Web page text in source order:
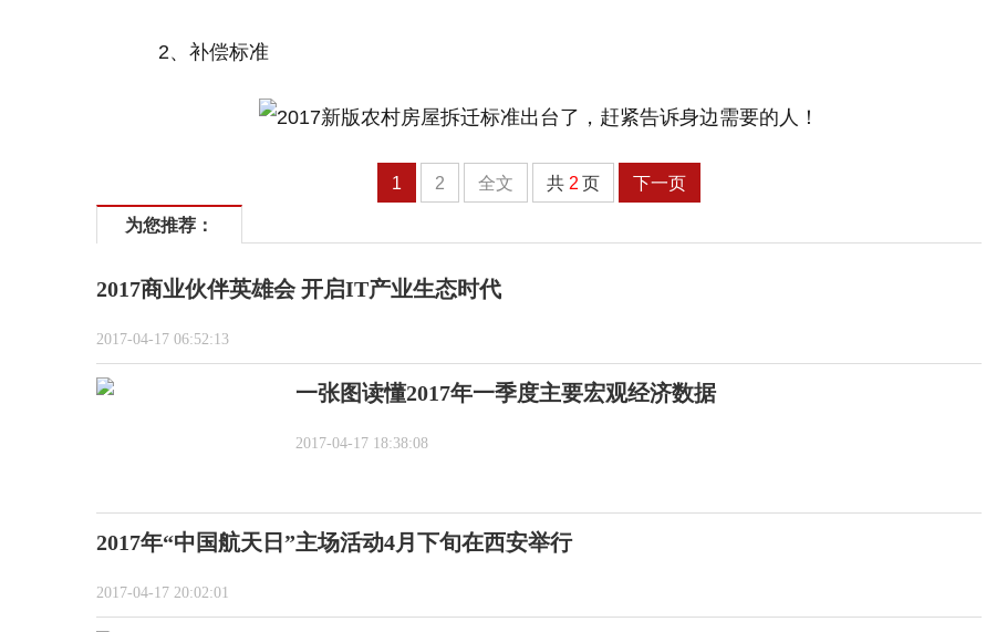
2、补偿标准
1 2 全文 共 2 页 下一页
为您推荐：
2017商业伙伴英雄会 开启IT产业生态时代
2017-04-17 06:52:13
一张图读懂2017年一季度主要宏观经济数据
2017-04-17 18:38:08
2017年“中国航天日”主场活动4月下旬在西安举行
2017-04-17 20:02:01